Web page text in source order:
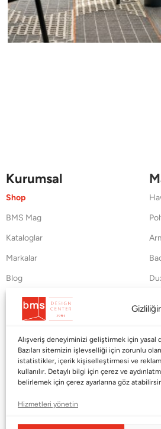
Alışveriş deneyiminizi geliştirmek için yasal
Bazıları sitemizin işlevselliği için zorunlu
istatistikler, içerik kişiselleştirmesi ve
kullanılır. Detaylı bilgi için çerez ve
belirlemek için çerez ayarlarına göz
Hizmetleri yönetin
Kurumsal
Shop
BMS Mag
Kataloglar
Markalar
Blog
Hakkımızda
İletişim